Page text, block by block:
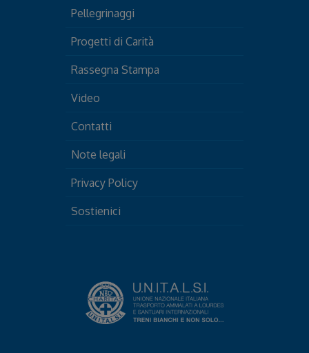
Pellegrinaggi
Progetti di Carità
Rassegna Stampa
Video
Contatti
Note legali
Privacy Policy
Sostienici